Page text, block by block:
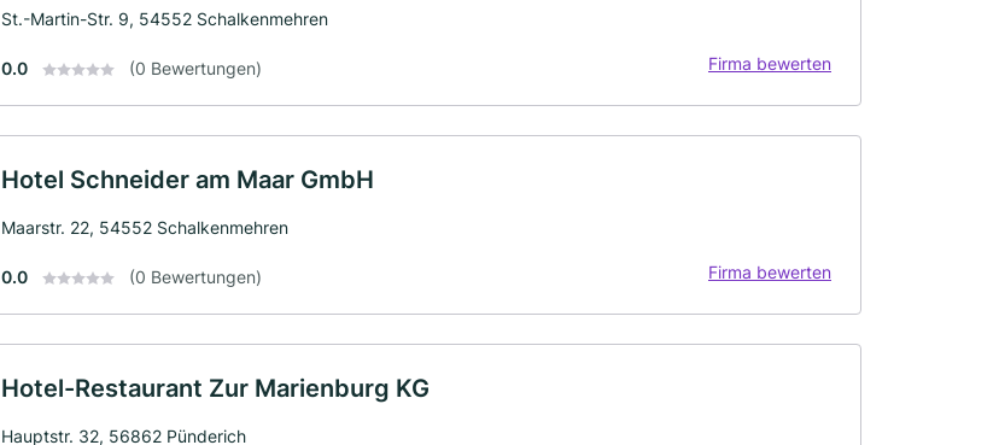
St.-Martin-Str. 9, 54552 Schalkenmehren
0.0 (0 Bewertungen) Firma bewerten
Hotel Schneider am Maar GmbH
Maarstr. 22, 54552 Schalkenmehren
0.0 (0 Bewertungen) Firma bewerten
Hotel-Restaurant Zur Marienburg KG
Hauptstr. 32, 56862 Pünderich